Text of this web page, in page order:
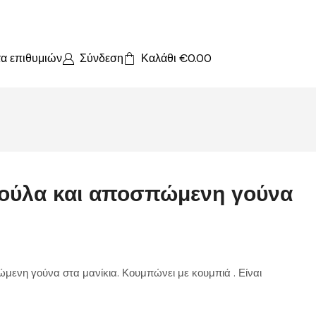
επιθυμιών Σύνδεση Καλάθι €0.00
και αποσπώμενη γούνα
γούνα στα μανίκια. Κουμπώνει με κουμπιά . Είναι